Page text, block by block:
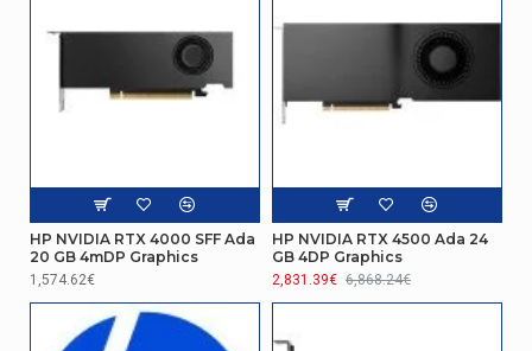
HP NVIDIA RTX 4000 SFF Ada
20 GB 4mDP Graphics
1,574.62€
HP NVIDIA RTX 4500 Ada 24
GB 4DP Graphics
2,831.39€ 6,868.24€